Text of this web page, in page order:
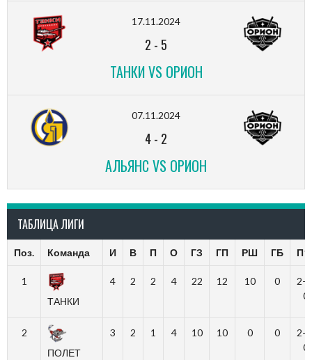
17.11.2024
2 - 5
ТАНКИ VS ОРИОН
07.11.2024
4- 2
АЛЬЯНС VS ОРИОН
ТАБЛИЦА ЛИГИ
Поз. Команда И В П О ГЗ ГП РШ ГБ
1
ТАНКИ
4 2 2 4 22 12 10 0
2-
0
2
ПОЛЕТ
3 2 1 4 10 10 0 0
2-
0